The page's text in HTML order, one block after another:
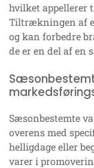
hvilket appellerer
Tiltrækningen af
og kan forbedre
de er en del af en
Sæsonbestemte
overens med
helligdage eller
varer i